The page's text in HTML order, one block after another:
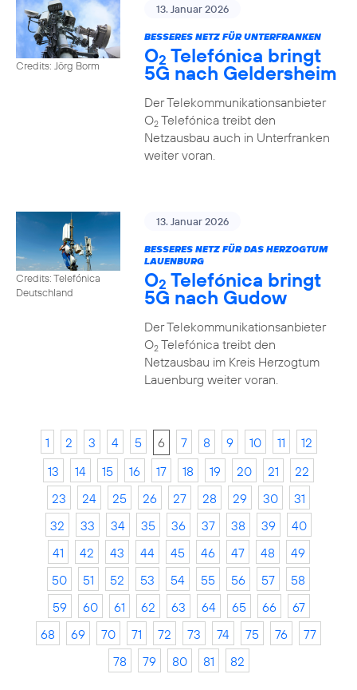
Credits: Jörg Borm
13. Januar 2026
BESSERES NETZ FÜR UNTERFRANKEN
O2 Telefónica bringt
5G nach Geldersheim
Der Telekommunikationsanbieter
O2Telefónica treibt den
Netzausbau auch in Unterfranken
weiter voran.
Credits: Telefónica
Deutschland
13. Januar 2026
BESSERES NETZ FÜR DAS HERZOGTUM
LAUENBURG
O2 Telefónica bringt
5G nach Gudow
Der Telekommunikationsanbieter
O2Telefónica treibt den
Netzausbau im Kreis Herzogtum
Lauenburg weiter voran.
1 2 3 4 5 6 7 8 9 10 11
12
13
14 15 16 17 18 19 20 21
22
23
24 25 26 27 28 29 30
31
32
33 34 35 36 37 38 39
40
41
42 43 44 45 46 47 48
49
50
51 52 53 54 55 56 57
58
59
60 61 62 63 64 65 66
67
68
69 70 71 72 73 74 75 76
77
78
79 80 81 82